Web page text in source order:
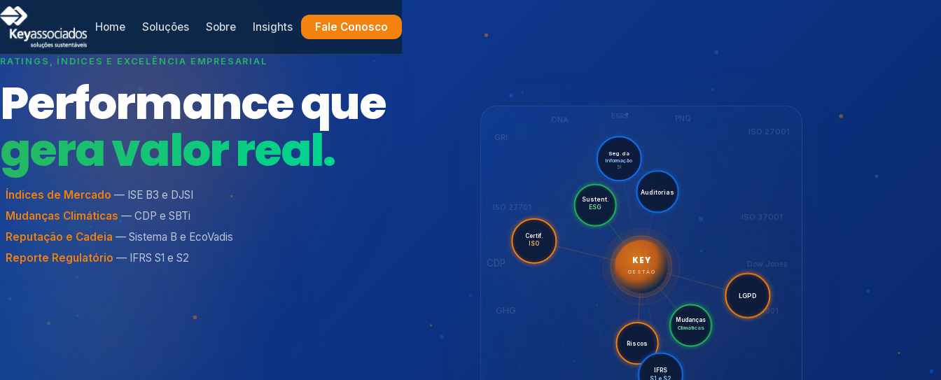
Home Soluções Sobre Insights Fale Conosco
ESG COM VISÃO DE NEGÓCIO
Sustentabilidade
que
transforma
estratégia em
VALOR.
Índices de Mercado
Mudanças Climáticas
Reputação e Cadeia
Reporte Regulatório
GRI
ISO 27001
ISO 27701
ISO 37001
GHG ISO 14001
ONA PNQ
ESRS
CDP Dow Jones
Sustent.
ESG
Auditorias
Mudanças
Climáticas
Riscos
Certif.
Seg. da
Informação
LGPD
IFRS
S1 e S2
KEY
GESTÃO